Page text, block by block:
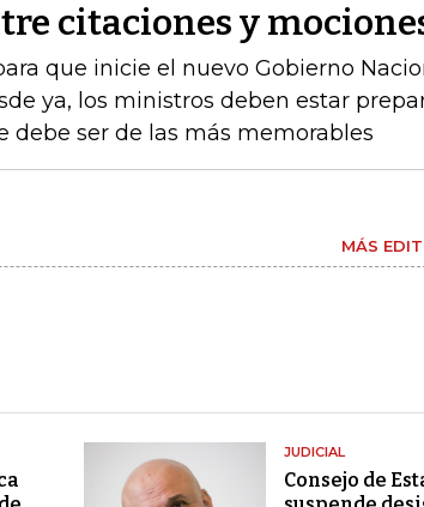
citaciones y
que inicie el nuevo Gobierno
ya, los ministros deben estar
debe ser de las más memorables
MÁS
JUDICIAL
Consejo de